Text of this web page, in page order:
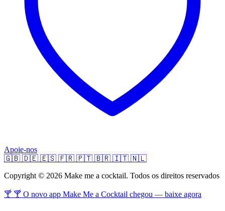
Apoie-nos
🇬🇧 🇩🇪 🇪🇸 🇫🇷 🇵🇹 🇧🇷 🇮🇹 🇳🇱
Copyright © 2026 Make me a cocktail. Todos os direitos reservados
🍸 🍸 O novo app Make Me a Cocktail chegou — baixe agora